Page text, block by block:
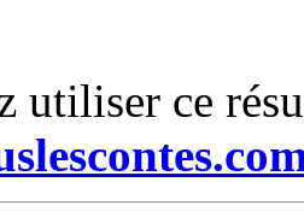
utiliser ce